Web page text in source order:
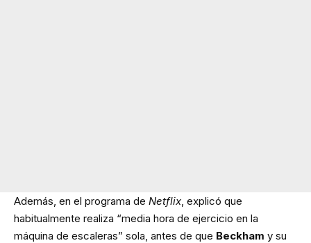
Además, en el programa de Netflix, explicó que
habitualmente realiza “media hora de ejercicio en la
máquina de escaleras” sola, antes de que Beckham y su